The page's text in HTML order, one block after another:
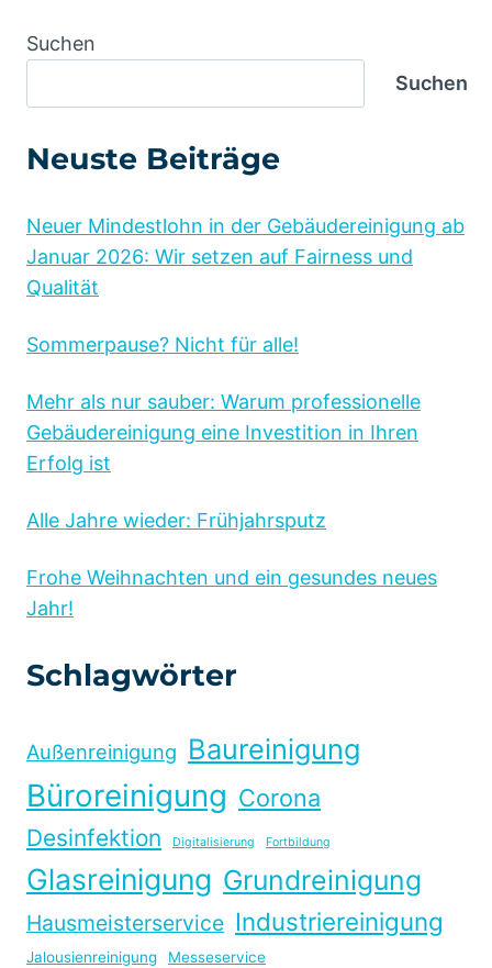
Suchen
Suchen
Neuste Beiträge
Neuer Mindestlohn in der Gebäudereinigung ab
Januar 2026: Wir setzen auf Fairness und
Qualität
Sommerpause? Nicht für alle!
Mehr als nur sauber: Warum professionelle
Gebäudereinigung eine Investition in Ihren
Erfolg ist
Alle Jahre wieder: Frühjahrsputz
Frohe Weihnachten und ein gesundes neues
Jahr!
Schlagwörter
Außenreinigung Baureinigung
Büroreinigung Corona
Desinfektion Digitalisierung Fortbildung
Glasreinigung Grundreinigung
Hausmeisterservice Industriereinigung
Jalousienreinigung Messeservice